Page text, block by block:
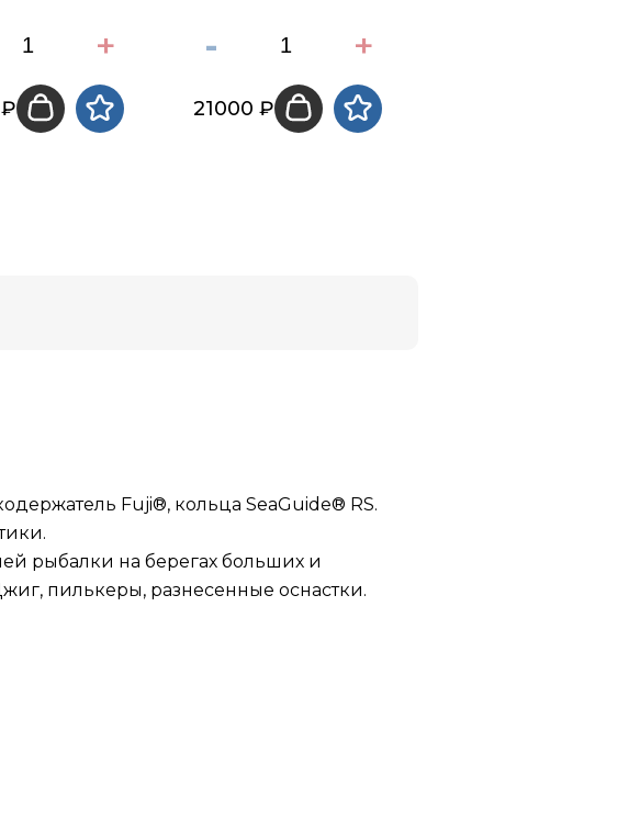
+ - +
21000 ₽
Fuji®, кольца SeaGuide® RS.
рыбалки на берегах больших и
пилькеры, разнесенные оснастки.